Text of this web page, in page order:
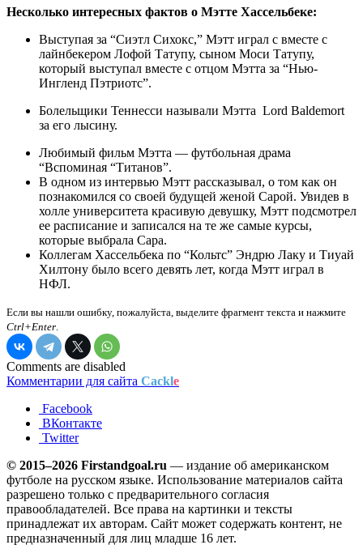
Несколько интересных фактов о Мэтте Хассельбеке:
Выступая за “Сиэтл Сихокс,” Мэтт играл с вместе с
лайнбекером Лофой Татупу, сыном Моси Татупу,
который выступал вместе с отцом Мэтта за “Нью-
Ингленд Пэтриотс”.
Болельщики Теннесси называли Мэтта Lord Baldemort
за его лысину.
Любимый фильм Мэтта — футбольная драма
“Вспоминая “Титанов”.
В одном из интервью Мэтт рассказывал, о том как он
познакомился со своей будущей женой Сарой. Увидев в
холле университета красивую девушку, Мэтт подсмотрел
ее расписание и записался на те же самые курсы,
которые выбрала Сара.
Коллегам Хассельбека по “Кольтс” Эндрю Лаку и Тиуай
Хилтону было всего девять лет, когда Мэтт играл в
НФЛ.
Если вы нашли ошибку, пожалуйста, выделите фрагмент текста и нажмите
Ctrl+Enter
Comments are disabled
Комментарии для сайта Cackle
Facebook
ВКонтакте
Twitter
© 2015–2026 Firstandgoal.ru — издание об американском
футболе на русском языке. Использование материалов cайта
разрешено только с предварительного согласия
правообладателей. Все права на картинки и тексты
принадлежат их авторам. Сайт может содержать контент, не
предназначенный для лиц младше 16 лет.